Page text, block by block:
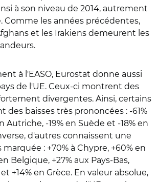
à son niveau de 2014, autrement
Comme les années précédentes,
et les Irakiens demeurent les
à l'EASO, Eurostat donne aussi
de l'UE. Ceux-ci montrent des
divergentes. Ainsi, certains
des baisses très prononcées : -61%
Autriche, -19% en Suède et -18% en
d'autres connaissent une
: +70% à Chypre, +60% en
Belgique, +27% aux Pays-Bas,
+14% en Grèce. En valeur absolue,